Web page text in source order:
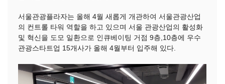
서울관광플라자는 올해 4월 새롭게 개관하여 서울관광산업
의 컨트롤 타워 역할을 하고 있으며 서울 관광산업의 활성화
및 혁신을 도모 일환으로 인큐베이팅 거점 9층,10층에 우수
관광스타트업 15개사가 올해 4월부터 입주해 있다.